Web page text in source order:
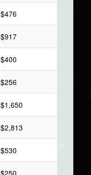
$476
$917
$400
$256
$1,650
$2,813
$530